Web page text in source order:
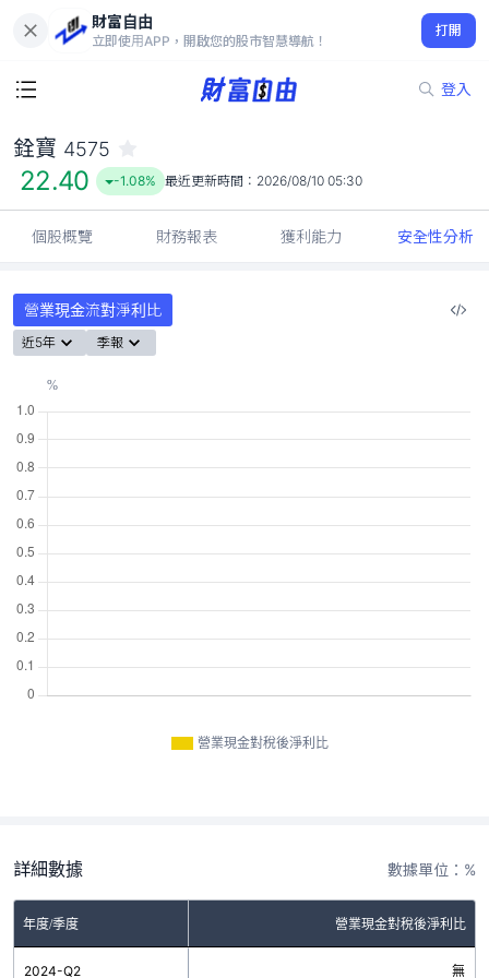
財富自由
立即使用APP，開啟您的股市智慧導航！
打開
登入
22.40
-1.08%
銓寶 4575
22.40 -1.08% 最近更新時間： 2026/08/10 05:30
個股概覽 財務報表 獲利能力 安全性分析
營業現金流對淨利比
近5年 季報
營業現金對稅後淨利比
詳細數據 數據單位：%
年度/季度 營業現金對稅後淨利比
2024-Q2 無